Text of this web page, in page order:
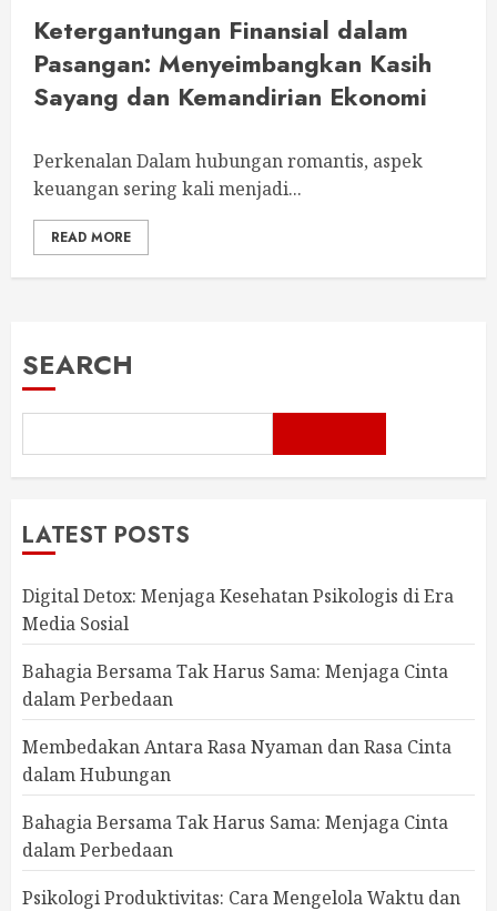
Ketergantungan Finansial dalam
Pasangan: Menyeimbangkan Kasih
Sayang dan Kemandirian Ekonomi
Perkenalan Dalam hubungan romantis, aspek
keuangan sering kali menjadi...
READ MORE
SEARCH
LATEST POSTS
Digital Detox: Menjaga Kesehatan Psikologis di Era
Media Sosial
Bahagia Bersama Tak Harus Sama: Menjaga Cinta
dalam Perbedaan
Membedakan Antara Rasa Nyaman dan Rasa Cinta
dalam Hubungan
Bahagia Bersama Tak Harus Sama: Menjaga Cinta
dalam Perbedaan
Psikologi Produktivitas: Cara Mengelola Waktu dan